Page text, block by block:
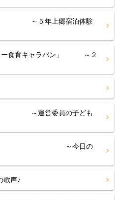
～５年上郷宿泊体験
ー食育キャラバン」 ～２
！ ～運営委員の子ども
・・・ ～今日の
歌声♪